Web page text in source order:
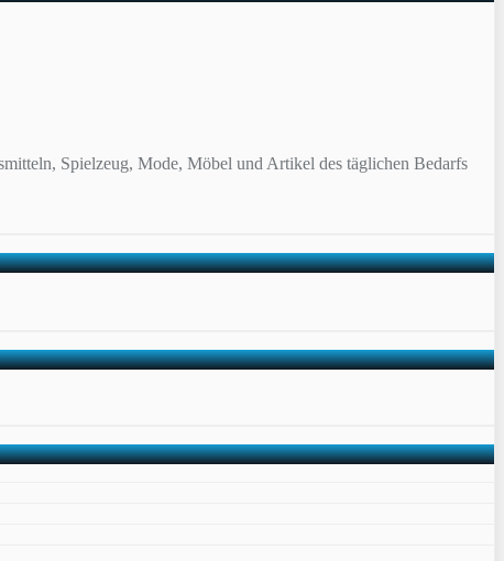
Spielzeug, Mode, Möbel und Artikel des täglichen Bedarfs